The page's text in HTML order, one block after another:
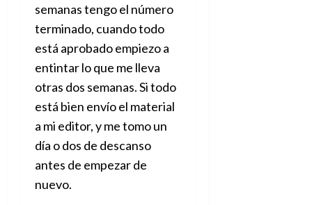
semanas tengo el número
terminado, cuando todo
está aprobado empiezo a
entintar lo que me lleva
otras dos semanas. Si todo
está bien envío el material
a mi editor, y me tomo un
día o dos de descanso
antes de empezar de
nuevo.